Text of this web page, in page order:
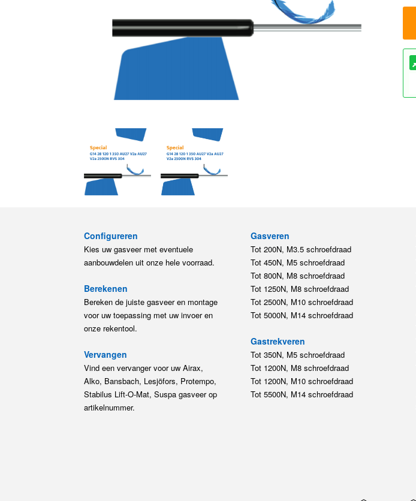
Configureren
Kies uw gasveer met eventuele
aanbouwdelen uit onze hele voorraad.
Berekenen
Bereken de juiste gasveer en montage
voor uw toepassing met uw invoer en
onze rekentool.
Vervangen
Vind een vervanger voor uw Airax,
Alko, Bansbach, Lesjöfors, Protempo,
Stabilus Lift-O-Mat, Suspa gasveer op
artikelnummer.
Gasveren
Tot 200N, M3.5 schroefdraad
Tot 450N, M5 schroefdraad
Tot 800N, M8 schroefdraad
Tot 1250N, M8 schroefdraad
Tot 2500N, M10 schroefdraad
Tot 5000N, M14 schroefdraad
Gastrekveren
Tot 350N, M5 schroefdraad
Tot 1200N, M8 schroefdraad
Tot 1200N, M10 schroefdraad
Tot 5500N, M14 schroefdraad